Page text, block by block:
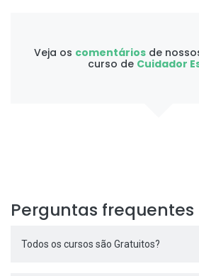
Veja os comentáriosde
curso de Cuidador
Perguntas frequentes
Todos os cursos são Gratuitos?